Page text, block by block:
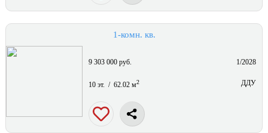
1-комн. кв.
9 303 000 руб. 1/2028
10 эт. / 62.02 м2 ДДУ